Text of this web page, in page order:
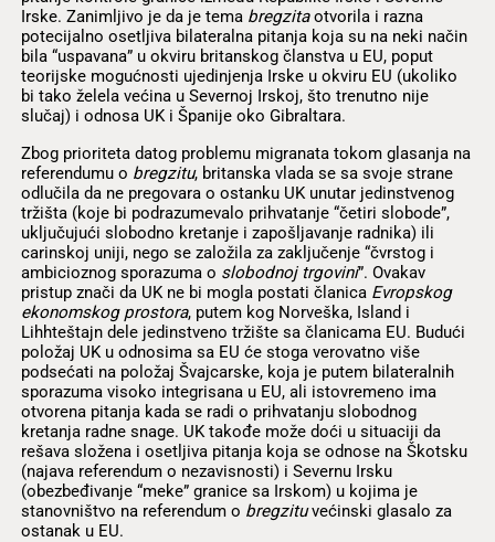
Irske. Zanimljivo je da je tema bregzitaotvorila i razna
potecijalno osetljiva bilateralna pitanja koja su na neki način
bila “uspavana” u okviru britanskog članstva u EU, poput
teorijske mogućnosti ujedinjenja Irske u okviru EU (ukoliko
bi tako želela većina u Severnoj Irskoj, što trenutno nije
slučaj) i odnosa UK i Španije oko Gibraltara.
Zbog prioriteta datog problemu migranata tokom glasanja na
referendumu o bregzitu, britanska vlada se sa svoje strane
odlučila da ne pregovara o ostanku UK unutar jedinstvenog
tržišta (koje bi podrazumevalo prihvatanje “četiri slobode”,
uključujući slobodno kretanje i zapošljavanje radnika) ili
carinskoj uniji, nego se založila za zaključenje “čvrstog i
ambicioznog sporazuma o slobodnoj trgovini”. Ovakav
pristup znači da UK ne bi mogla postati članica Evropskog
ekonomskog prostora, putem kog Norveška, Island i
Lihhteštajn dele jedinstveno tržište sa članicama EU. Budući
položaj UK u odnosima sa EU će stoga verovatno više
podsećati na položaj Švajcarske, koja je putem bilateralnih
sporazuma visoko integrisana u EU, ali istovremeno ima
otvorena pitanja kada se radi o prihvatanju slobodnog
kretanja radne snage. UK takođe može doći u situaciji da
rešava složena i osetljiva pitanja koja se odnose na Škotsku
(najava referendum o nezavisnosti) i Severnu Irsku
(obezbeđivanje “meke” granice sa Irskom) u kojima je
stanovništvo na referendum o bregzituvećinski glasalo za
ostanak u EU.